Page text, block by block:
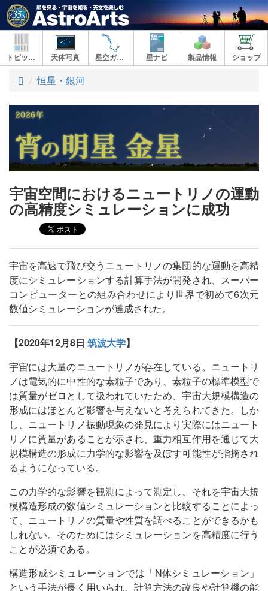
トピックス 天体写真 星空ガイド 星ナビ 製品情報 ショップ
ト
プ
恒星・銀河
宇宙空間におけるニュートリノの運動
の高精度シミュレーションに成功
宇宙を高速で飛び交うニュートリノの集団的な運動を高精
度にシミュレーションする計算手法が開発され、スーパー
コンピューターとの組み合わせにより世界で初めて6次元
数値シミュレーションが達成された。
【2020年12月8日 筑波大学】
宇宙には大量のニュートリノが存在している。ニュートリ
ノは電気的に中性的な素粒子であり、素粒子の標準模型で
は質量がゼロとして扱われていたため、宇宙大規模構造の
形成にはほとんど影響を与えないと考えられてきた。しか
し、ニュートリノ振動現象の発見により実際にはニュート
リノに質量があることが示され、重力相互作用を通じて大
規模構造の形成に力学的な影響を及ぼす可能性が指摘され
るようになっている。
この力学的な影響を観測によって測定し、それを宇宙大規
模構造形成の数値シミュレーションと比較することによっ
て、ニュートリノの質量や性質を調べることができるかも
しれない。そのためにはシミュレーションを高精度に行う
ことが必須である。
構造形成シミュレーションでは「N体シミュレーション」
という手法が長く用いられ、計算方法の改良や計算機の能